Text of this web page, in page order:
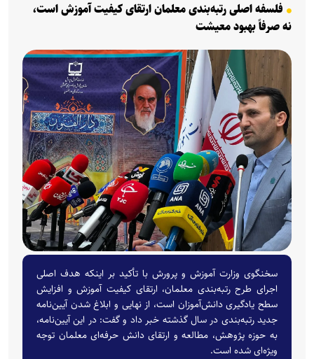
فلسفه اصلی رتبه‌بندی معلمان ارتقای کیفیت آموزش است،
نه صرفاً بهبود معیشت
سخنگوی وزارت آموزش و پرورش با تأکید بر اینکه هدف اصلی
اجرای طرح رتبه‌بندی معلمان، ارتقای کیفیت آموزش و افزایش
سطح یادگیری دانش‌آموزان است، از نهایی و ابلاغ شدن آیین‌نامه
جدید رتبه‌بندی در سال گذشته خبر داد و گفت: در این آیین‌نامه،
به حوزه پژوهش، مطالعه و ارتقای دانش حرفه‌ای معلمان توجه
ویژه‌ای شده است.